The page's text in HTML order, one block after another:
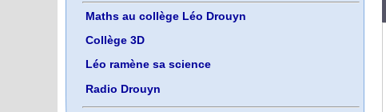
Maths au collège Léo Drouyn
Collège 3D
Léo ramène sa science
Radio Drouyn